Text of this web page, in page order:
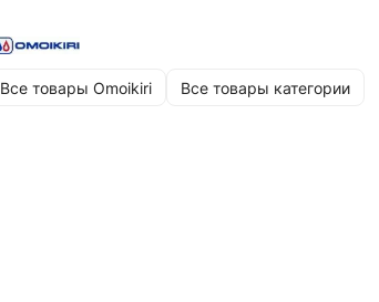
Все товары Omoikiri Все товары категории